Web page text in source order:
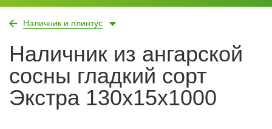
Наличник и плинтус
Наличник из ангарской
сосны гладкий сорт
Экстра 130x15x1000